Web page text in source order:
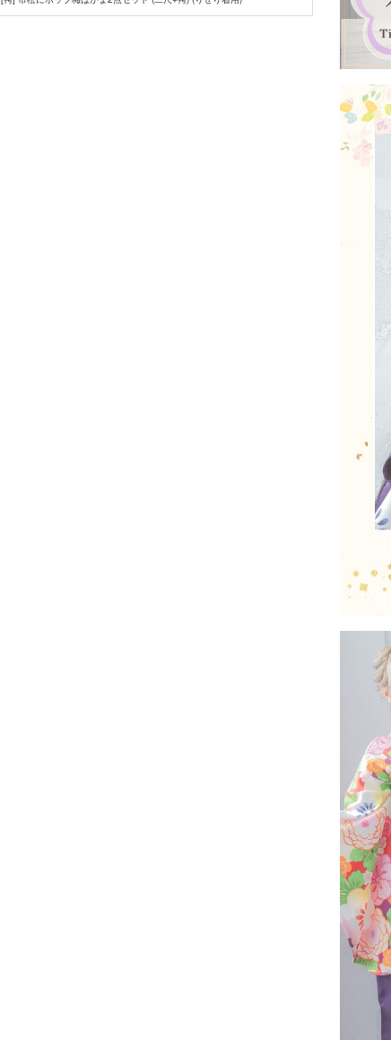
■セット内容
■洗濯方法